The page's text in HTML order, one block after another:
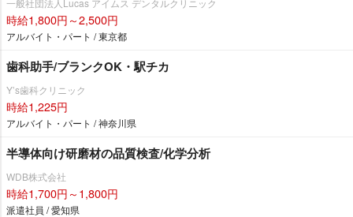
時給1,800円～2,500円
アルバイト・パート / 東京都
歯科助手/ブランクOK・駅チカ
Y’s歯科クリニック
時給1,225円
アルバイト・パート / 神奈川県
半導体向け研磨材の品質検査/化学分析
WDB株式会社
時給1,700円～1,800円
派遣社員 / 愛知県